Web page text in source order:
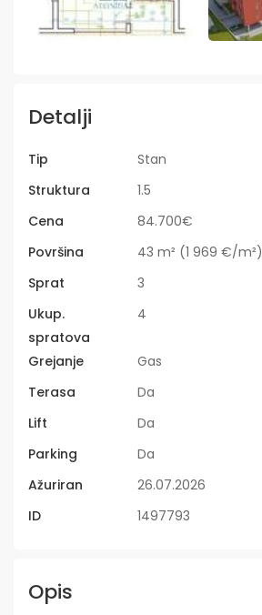
Detalji
Tip
Stan
Struktura
1.5
Cena
84.700€
Površina
43 m² (1 969 €/m²)
Sprat
3
Ukup.
spratova
4
Grejanje
Gas
Terasa
Da
Lift
Da
Parking
Da
Ažuriran
26.07.2026
ID
1497793
Opis